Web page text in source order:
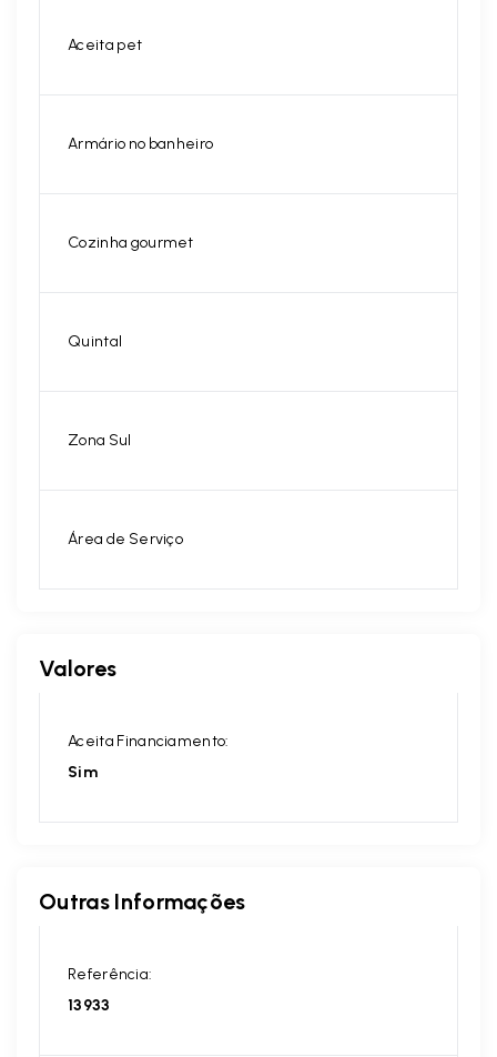
Aceita pet
Armário no banheiro
Cozinha gourmet
Quintal
Zona Sul
Área de Serviço
Valores
Aceita Financiamento:
Sim
Outras Informações
Referência:
13933